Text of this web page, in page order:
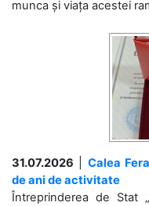
munca și viața acestei
31.07.2026
Calea
de ani de activitate
Întreprinderea de Stat